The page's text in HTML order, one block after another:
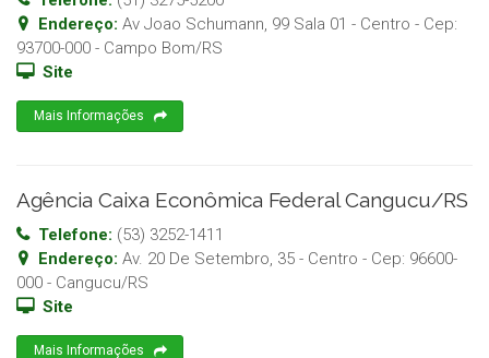
Endereço: Av Joao Schumann, 99 Sala 01 - Centro - Cep:
93700-000 - Campo Bom/RS
Site
Mais Informações
Agência Caixa Econômica Federal Cangucu/RS
Telefone: (53) 3252-1411
Endereço: Av. 20 De Setembro, 35 - Centro - Cep: 96600-
000 - Cangucu/RS
Site
Mais Informações